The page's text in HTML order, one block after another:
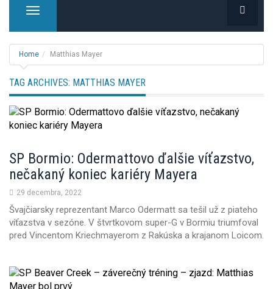
T
g
l
e
n
a
v
i
a
t
n
Home Matthias Mayer
TAG ARCHIVES: MATTHIAS MAYER
SP Bormio: Odermattovo ďalšie víťazstvo,
nečakaný koniec kariéry Mayera
29 decembra, 2022
Švajčiarsky reprezentant Marco Odermatt sa tešil už z piateho
víťazstva v sezóne. V štvrtkovom super-G v Bormiu triumfoval
pred Vincentom Kriechmayerom z Rakúska a krajanom Loicom.